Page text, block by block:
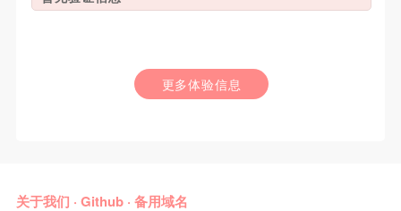
更多体验信息
关于我们 · Github· 备用域名